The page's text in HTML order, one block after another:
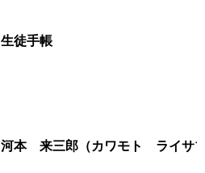
生徒手帳
河本 来三郎（カワモト ライサ